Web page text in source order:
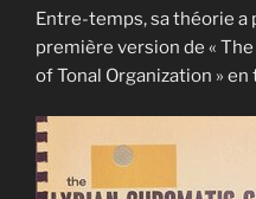
Entre-temps, sa théorie a
première version de «
of Tonal Organization »